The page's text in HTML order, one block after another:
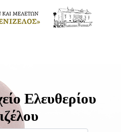
Ελευθερίου